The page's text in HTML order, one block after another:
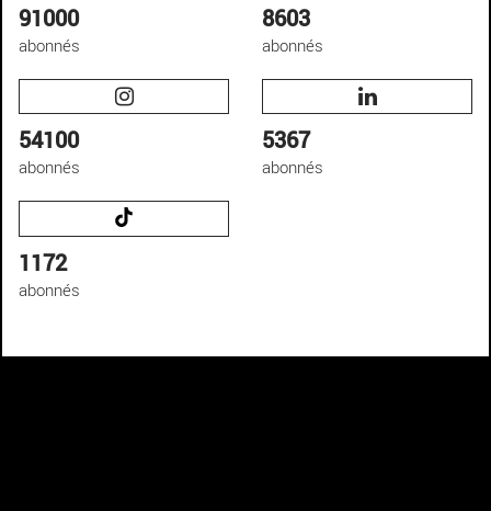
91000
abonnés
8603
abonnés
54100
abonnés
5367
abonnés
1172
abonnés